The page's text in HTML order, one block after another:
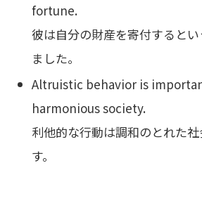
fortune.
彼は自分の財産を寄付すると
ました。
Altruistic behavior is
harmonious society.
利他的な行動は調和のとれた
す。